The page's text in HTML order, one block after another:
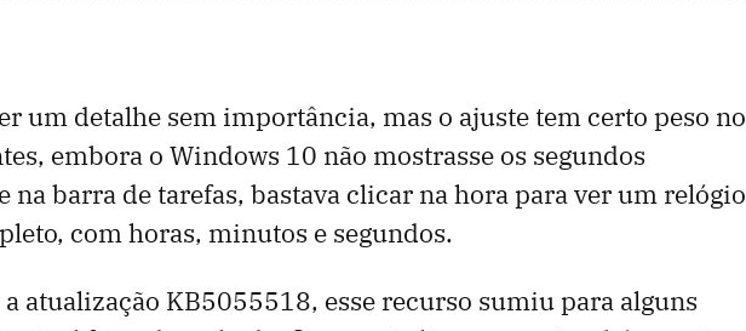
um detalhe sem importância, mas o ajuste tem certo peso no
embora o Windows 10 não mostrasse os segundos
na barra de tarefas, bastava clicar na hora para ver um relógio
com horas, minutos e segundos.
atualização KB5055518, esse recurso sumiu para alguns